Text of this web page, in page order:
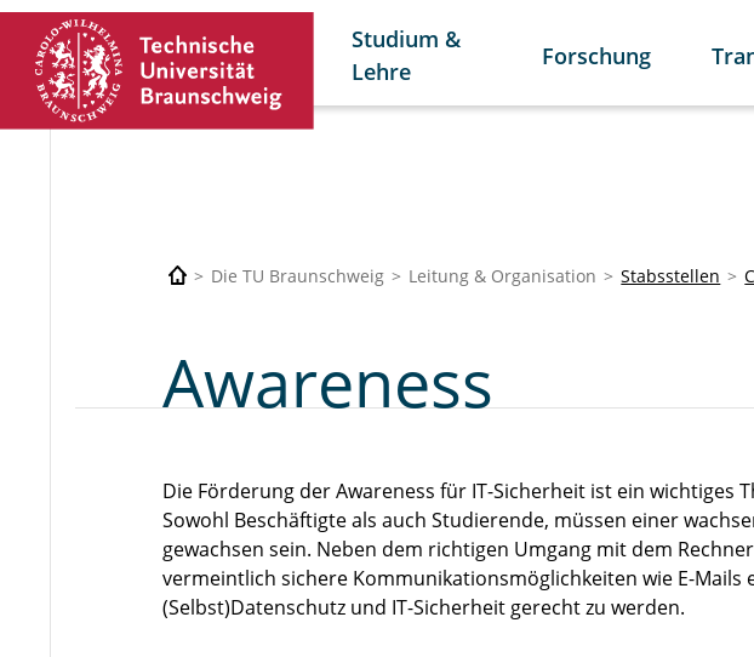
Studium &
Lehre
Forschung
Die TU Braunschweig Leitung & Organisation Stabsstellen
Awareness
Die Förderung der Awareness für IT-Sicherheit ist ein wichtiges
Sowohl Beschäftigte als auch Studierende, müssen einer
gewachsen sein. Neben dem richtigen Umgang mit dem
vermeintlich sichere Kommunikationsmöglichkeiten wie E-Mails
(Selbst)Datenschutz und IT-Sicherheit gerecht zu werden.